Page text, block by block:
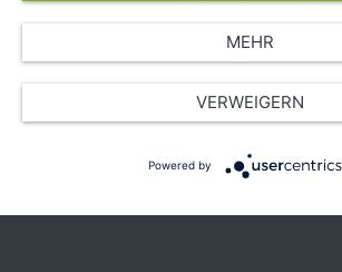
© Copyright 2026 SGK Stärker gegen
VERWEIGERN
MEHR
Powered by